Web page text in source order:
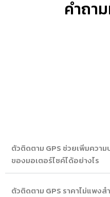
คำถา
ตัวติดตาม GPS ช่วยเพิ่มคว
ของมอเตอร์ไซค์ได้อย่างไร
ตัวติดตาม GPS ราคาไม่แพง